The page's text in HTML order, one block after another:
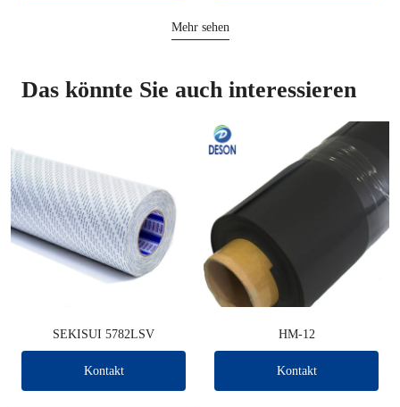
Mehr sehen
Das könnte Sie auch interessieren
SEKISUI 5782LSV
Kontakt
HM-12
Kontakt